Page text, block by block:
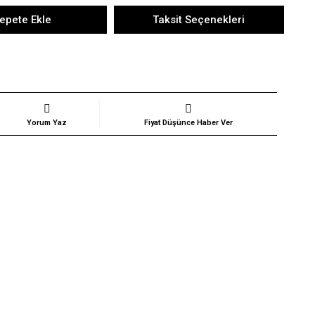
Ekle Taksit Seçenekleri
Yorum Yaz Fiyat Düşünce Haber Ver